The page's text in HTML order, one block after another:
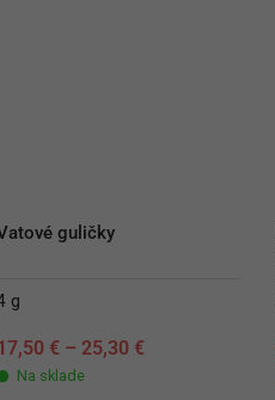
guličky
g
€ – 25,30 €
Na sklade